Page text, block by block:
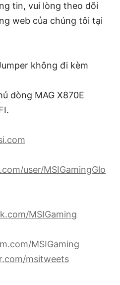
tin, vui lòng theo dõi
web của chúng tôi tại
không đi kèm
dòng MAG X870E
user/MSIGamingGlo
MSIGaming
MSIGaming
msitweets